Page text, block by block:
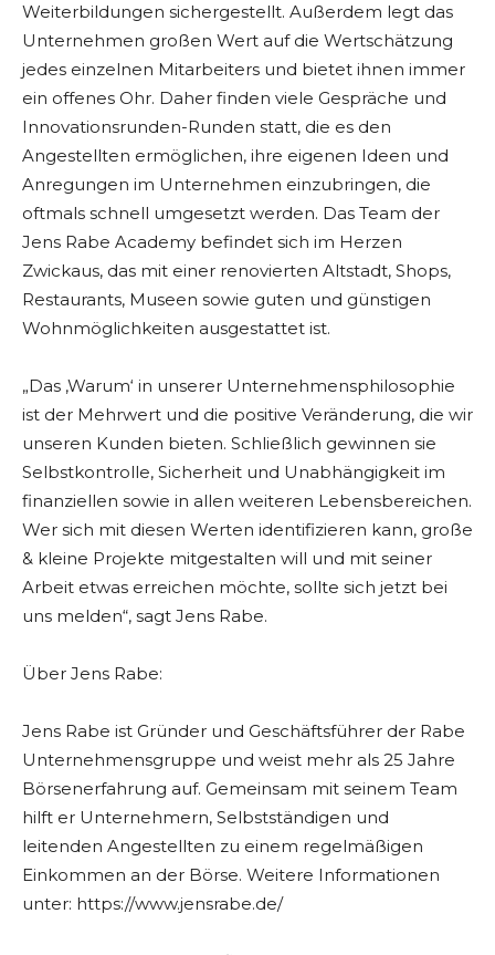
Weiterbildungen sichergestellt. Außerdem legt das
Unternehmen großen Wert auf die Wertschätzung
jedes einzelnen Mitarbeiters und bietet ihnen immer
ein offenes Ohr. Daher finden viele Gespräche und
Innovationsrunden-Runden statt, die es den
Angestellten ermöglichen, ihre eigenen Ideen und
Anregungen im Unternehmen einzubringen, die
oftmals schnell umgesetzt werden. Das Team der
Jens Rabe Academy befindet sich im Herzen
Zwickaus, das mit einer renovierten Altstadt, Shops,
Restaurants, Museen sowie guten und günstigen
Wohnmöglichkeiten ausgestattet ist.
„Das ‚Warum‘ in unserer Unternehmensphilosophie
ist der Mehrwert und die positive Veränderung, die wir
unseren Kunden bieten. Schließlich gewinnen sie
Selbstkontrolle, Sicherheit und Unabhängigkeit im
finanziellen sowie in allen weiteren Lebensbereichen.
Wer sich mit diesen Werten identifizieren kann, große
& kleine Projekte mitgestalten will und mit seiner
Arbeit etwas erreichen möchte, sollte sich jetzt bei
uns melden“, sagt Jens Rabe.
Über Jens Rabe:
Jens Rabe ist Gründer und Geschäftsführer der Rabe
Unternehmensgruppe und weist mehr als 25 Jahre
Börsenerfahrung auf. Gemeinsam mit seinem Team
hilft er Unternehmern, Selbstständigen und
leitenden Angestellten zu einem regelmäßigen
Einkommen an der Börse. Weitere Informationen
unter: https://www.jensrabe.de/